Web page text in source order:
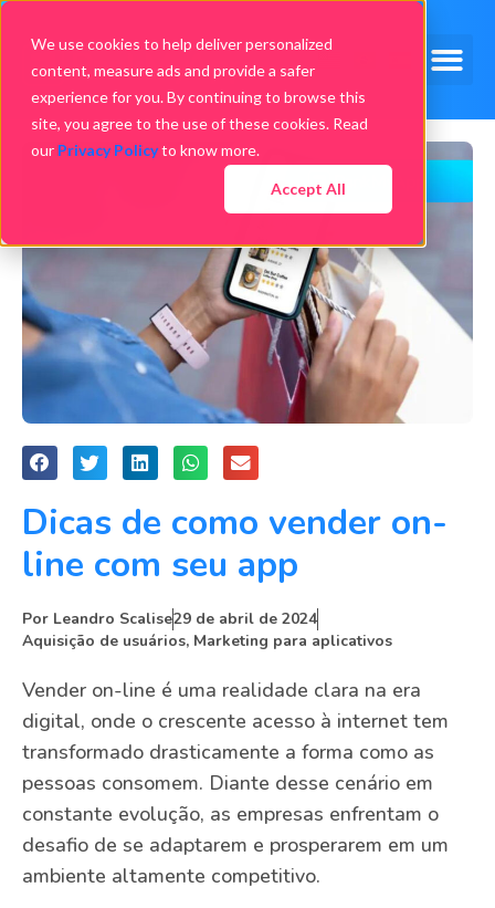
We use cookies to help deliver personalized
content, measure ads and provide a safer
experience for you. By continuing to browse this
site, you agree to the use of these cookies. Read
our Privacy Policyto know more.
Accept All
Dicas de como vender on-
line com seu app
Por Leandro Scalise29 de abril de 2024
Aquisição de usuários, Marketing para aplicativos
Vender on-line é uma realidade clara na era
digital, onde o crescente acesso à internet tem
transformado drasticamente a forma como as
pessoas consomem. Diante desse cenário em
constante evolução, as empresas enfrentam o
desafio de se adaptarem e prosperarem em um
ambiente altamente competitivo.